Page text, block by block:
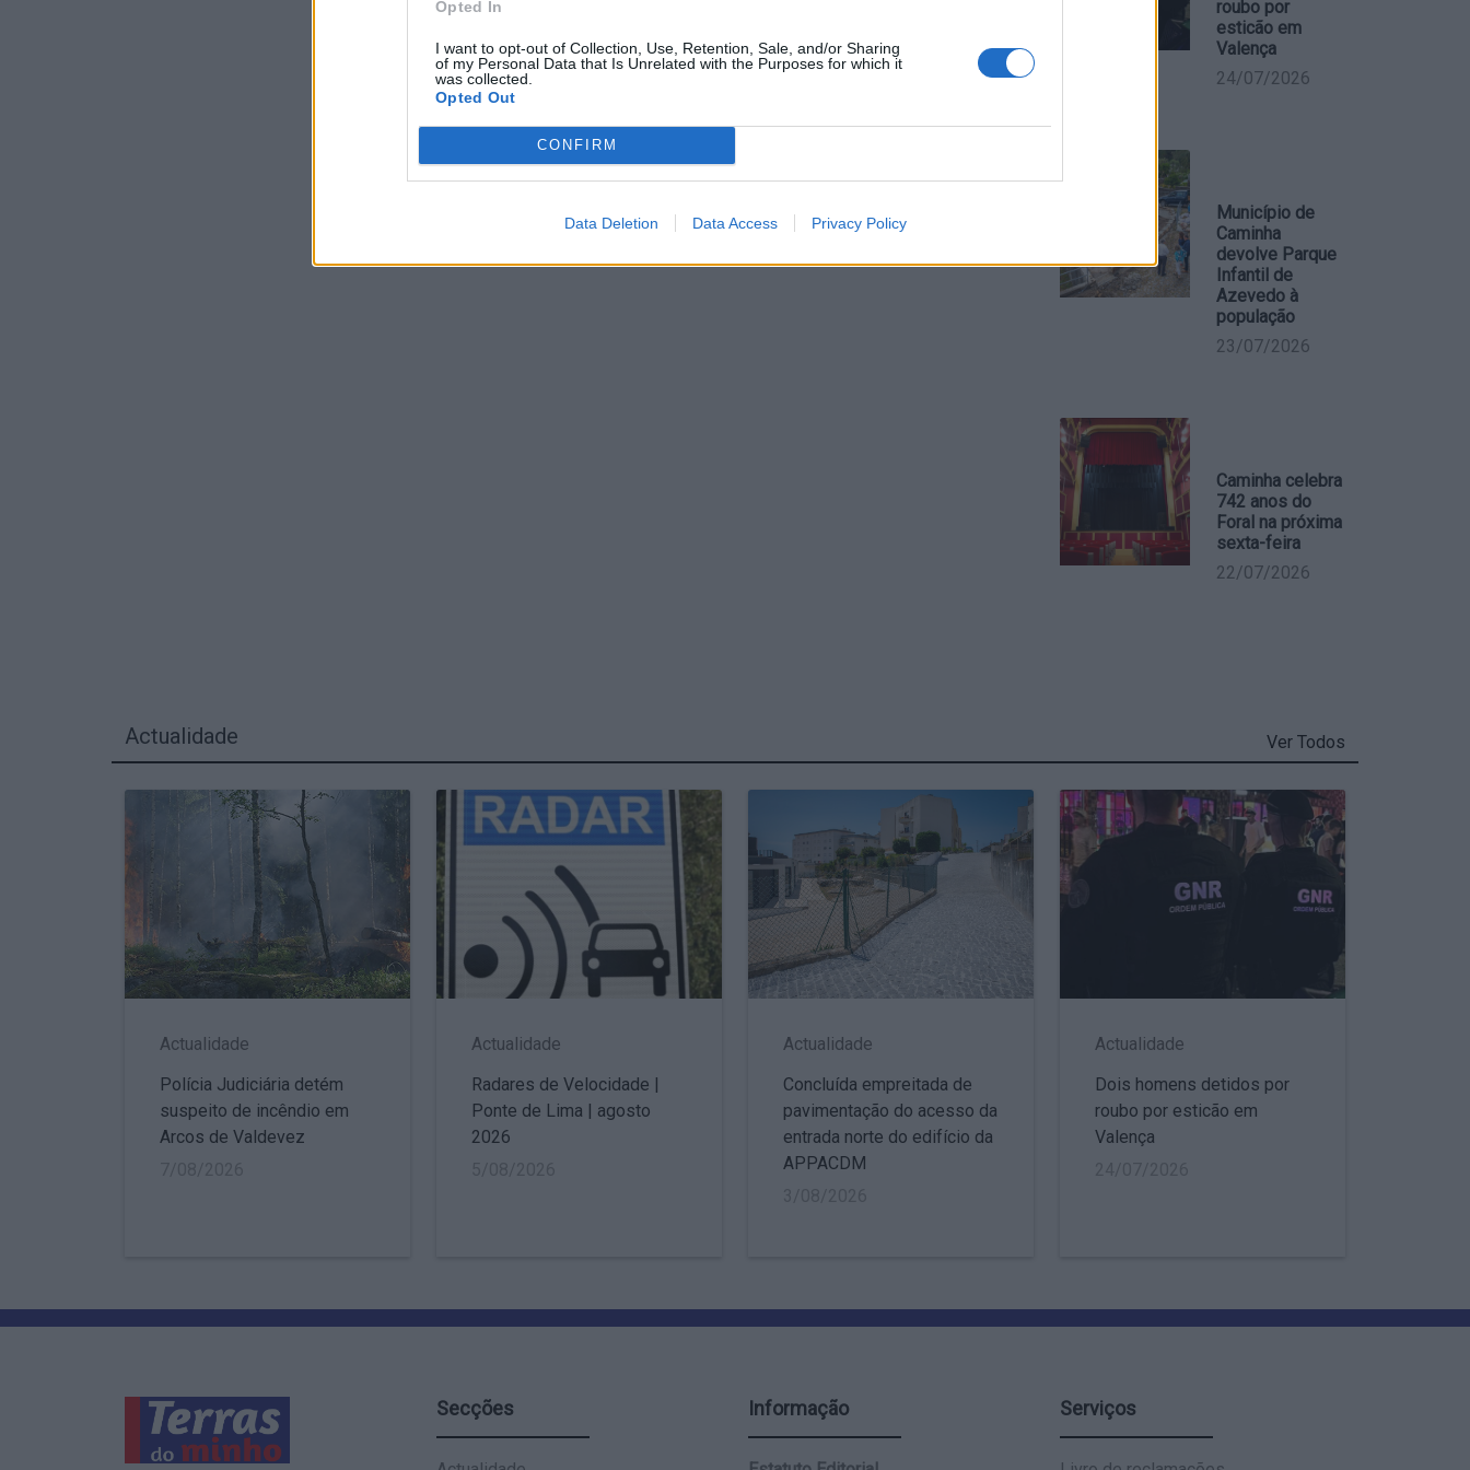
Opted In
I want to opt-out of Collection, Use, Retention, Sale, and/or Sharing
of my Personal Data that Is Unrelated with the Purposes for which it
was collected.
Opted Out
CONFIRM
Data Deletion Data Access Privacy Policy
roubo por
esticão em
Valença
24/07/2026
Município de
Caminha
devolve Parque
Infantil de
Azevedo à
população
23/07/2026
Caminha celebra
742 anos do
Foral na próxima
sexta-feira
22/07/2026
Actualidade Ver Todos
Actualidade
Polícia Judiciária detém
suspeito de incêndio em
Arcos de Valdevez
Actualidade
Radares de Velocidade |
Ponte de Lima | agosto
2026
Actualidade
Concluída empreitada de
pavimentação do acesso da
entrada norte do edifício da
APPACDM
Actualidade
Dois homens detidos por
roubo por esticão em
Valença
Secções Informação Serviços